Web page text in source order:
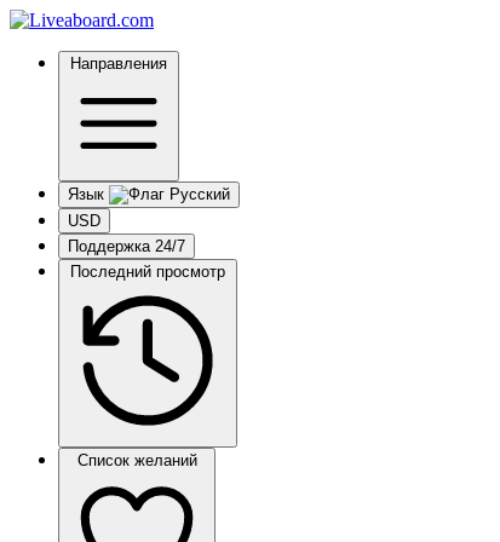
Направления
Язык
USD
Поддержка 24/7
Последний просмотр
Список желаний